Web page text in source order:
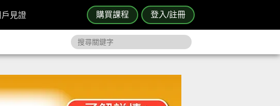
購買課程 登入/註冊
戶見證